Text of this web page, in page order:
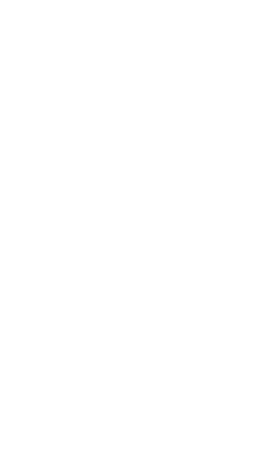
空氣品質資料請開啟